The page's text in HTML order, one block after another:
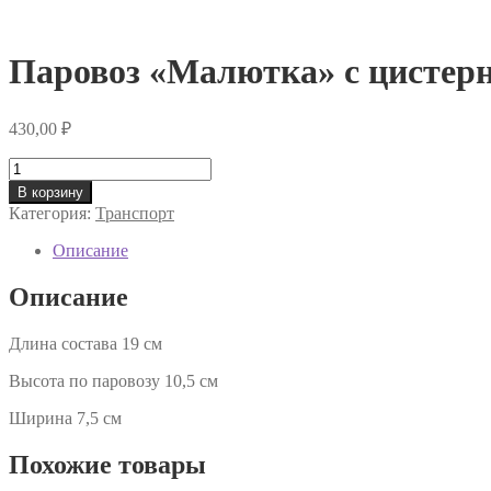
Паровоз «Малютка» с
430,00 ₽
Количество
товара
Паровоз
«Малютка»
цистерной
В корзину
Категория: Транспорт
Описание
Описание
Длина состава 19 см
Высота по паровозу 10,5 см
Ширина 7,5 см
Похожие товары